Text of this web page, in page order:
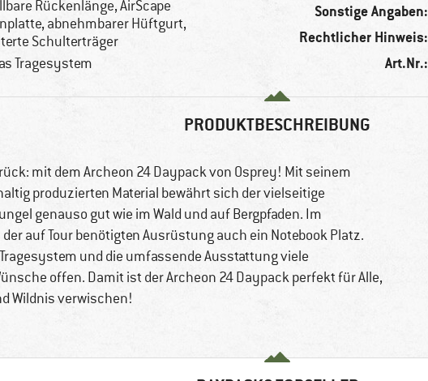
Rückenlänge, AirScape
abnehmbarer Hüftgurt,
Schulterträger
Tragesystem
Sonstige Angaben:
Rechtlicher Hinweis:
Art.Nr.:
PRODUKTBESCHREIBUNG
mit dem Archeon 24 Daypack von Osprey! Mit seinem
produzierten Material bewährt sich der vielseitige
genauso gut wie im Wald und auf Bergpfaden. Im
auf Tour benötigten Ausrüstung auch ein Notebook Platz.
und die umfassende Ausstattung viele
offen. Damit ist der Archeon 24 Daypack perfekt für Alle,
Wildnis verwischen!